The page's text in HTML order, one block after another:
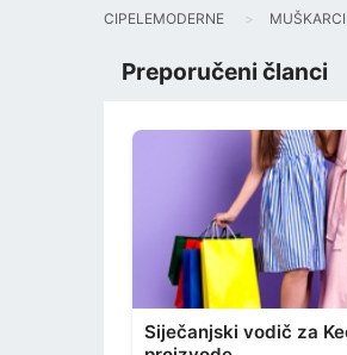
CIPELEMODERNE MUŠKARCI
Preporučeni članci
Siječanjski vodič za